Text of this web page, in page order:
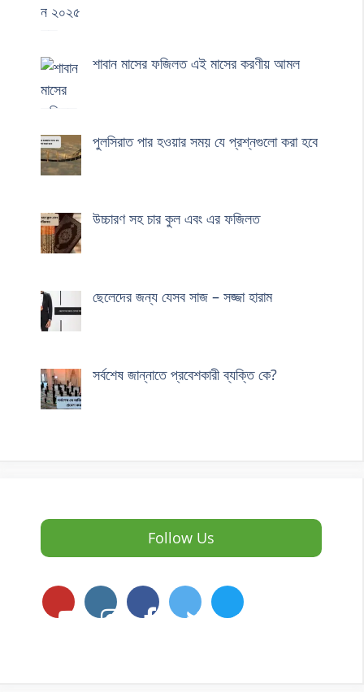
শাবান মাসের ফজিলত এই মাসের করণীয় আমল
পুলসিরাত পার হওয়ার সময় যে প্রশ্নগুলো করা হবে
উচ্চারণ সহ চার কুল এবং এর ফজিলত
ছেলেদের জন্য যেসব সাজ – সজ্জা হারাম
সর্বশেষ জান্নাতে প্রবেশকারী ব্যক্তি কে?
Follow Us